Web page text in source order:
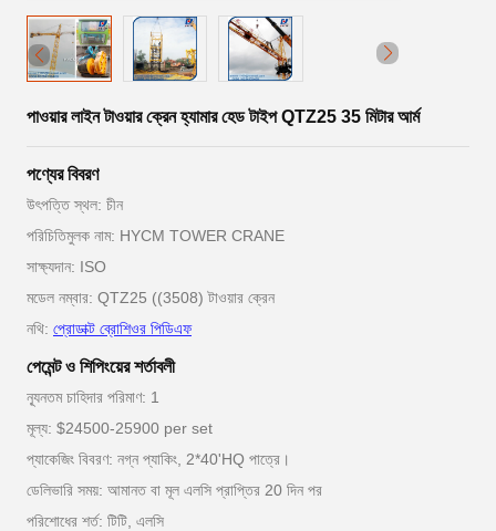
পাওয়ার লাইন টাওয়ার ক্রেন হ্যামার হেড টাইপ QTZ25 35 মিটার আর্ম
পণ্যের বিবরণ
উৎপত্তি স্থল: চীন
পরিচিতিমুলক নাম: HYCM TOWER CRANE
সাক্ষ্যদান: ISO
মডেল নম্বার: QTZ25 ((3508) টাওয়ার ক্রেন
নথি: প্রোডাক্ট ব্রোশিওর পিডিএফ
পেমেন্ট ও শিপিংয়ের শর্তাবলী
ন্যূনতম চাহিদার পরিমাণ: 1
মূল্য: $24500-25900 per set
প্যাকেজিং বিবরণ: নগ্ন প্যাকিং, 2*40'HQ পাত্রে।
ডেলিভারি সময়: আমানত বা মূল এলসি প্রাপ্তির 20 দিন পর
পরিশোধের শর্ত: টিটি, এলসি